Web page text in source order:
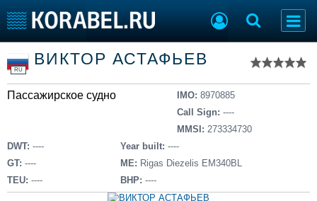
Тип судна
Добавить судно
Добавить проект
Последние 100
Пульс
Новости
Компании
Репутация
Торговая площадка
Доска объявлений
Продажа флота
Оборудование
Изделия
RU
ВИКТОР АСТАФЬЕВ
Пассажирское судно IMO: 8970885
Call Sign: ----
MMSI: 273334730
DWT: ----
GT: ----
TEU: ----
Year built: ----
ME: Rigas Diezelis EM340BL
BHP: ----